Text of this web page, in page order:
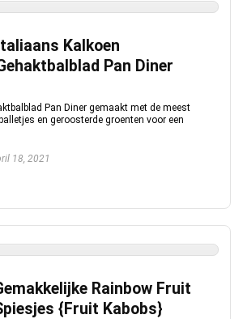
Italiaans Kalkoen
Pan Diner
Pan Diner gemaakt met de meest
en geroosterde groenten voor een
18, 2021
Rainbow Fruit
{Fruit Kabobs}